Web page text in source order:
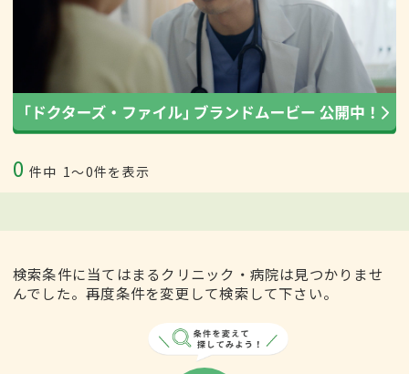
0 件中 1〜0件を表示
検索条件に当てはまるクリニック・病院は見つかりませ
んでした。再度条件を変更して検索して下さい。